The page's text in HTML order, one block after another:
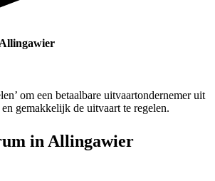
om een betaalbare uitvaartondernemer uit
gemakkelijk de uitvaart te regelen.
in Allingawier